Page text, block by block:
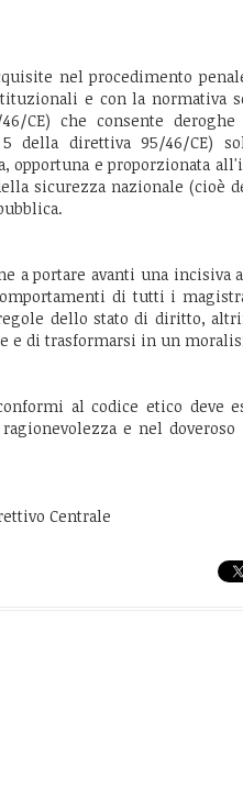
nel procedimento
e con la normativa
CE) che consente
della direttiva 95/46/CE)
opportuna e proporzionata
sicurezza nazionale (cioè
a portare avanti una incisiva
di tutti i
dello stato di diritto,
e di trasformarsi in un
al codice etico deve
e nel
Centrale